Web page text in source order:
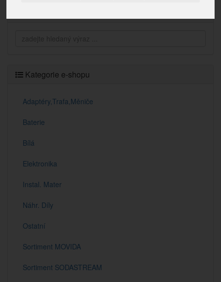
Kategorie e-shopu
Adaptéry,Trafa,Měniče
Baterie
Bílá
Elektronika
Instal. Mater
Náhr. Díly
Ostatní
Sortiment MOVIDA
Sortiment SODASTREAM